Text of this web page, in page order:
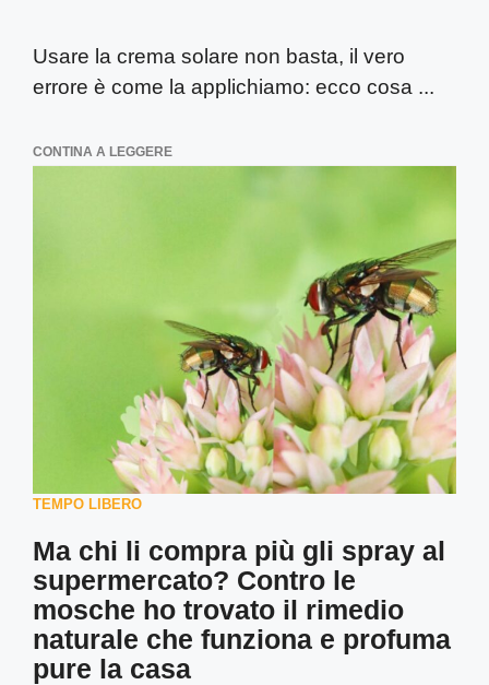
Usare la crema solare non basta, il vero
errore è come la applichiamo: ecco cosa ...
CONTINA A LEGGERE
TEMPO LIBERO
Ma chi li compra più gli spray al
supermercato? Contro le
mosche ho trovato il rimedio
naturale che funziona e profuma
pure la casa